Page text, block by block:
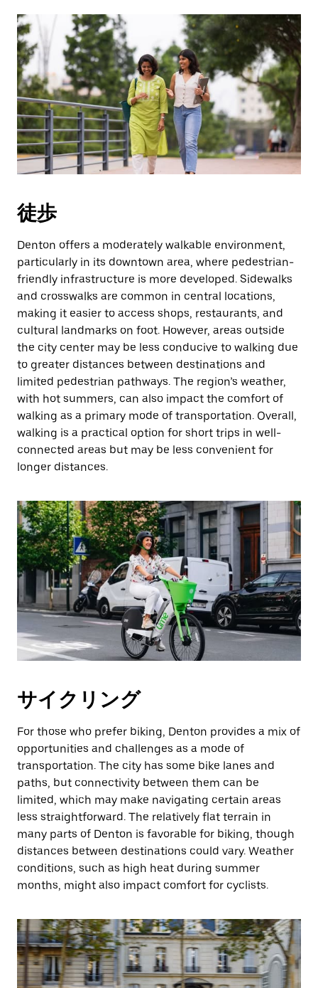
徒歩
Denton offers a moderately walkable environment,
particularly in its downtown area, where pedestrian-
friendly infrastructure is more developed. Sidewalks
and crosswalks are common in central locations,
making it easier to access shops, restaurants, and
cultural landmarks on foot. However, areas outside
the city center may be less conducive to walking due
to greater distances between destinations and
limited pedestrian pathways. The region’s weather,
with hot summers, can also impact the comfort of
walking as a primary mode of transportation. Overall,
walking is a practical option for short trips in well-
connected areas but may be less convenient for
longer distances.
サイクリング
For those who prefer biking, Denton provides a mix of
opportunities and challenges as a mode of
transportation. The city has some bike lanes and
paths, but connectivity between them can be
limited, which may make navigating certain areas
less straightforward. The relatively flat terrain in
many parts of Denton is favorable for biking, though
distances between destinations could vary. Weather
conditions, such as high heat during summer
months, might also impact comfort for cyclists.